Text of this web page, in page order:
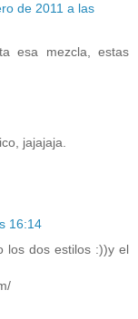
de 2011 a las
esa mezcla, estas
jajajaja.
16:14
los dos estilos :))y el